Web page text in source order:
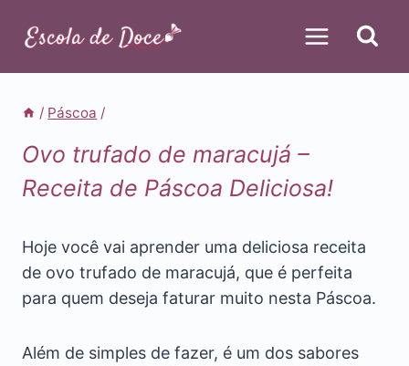
para
/ Páscoa /
Ovo trufado de maracujá –
Receita de Páscoa Deliciosa!
Hoje você vai aprender uma deliciosa receita
de ovo trufado de maracujá, que é perfeita
para quem deseja faturar muito nesta Páscoa.
Além de simples de fazer, é um dos sabores